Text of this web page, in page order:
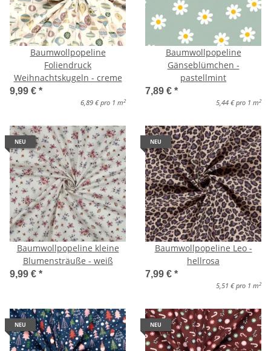
Baumwollpopeline
Foliendruck
Weihnachtskugeln - creme
9,99 € *
6,89 € pro 1 m 2
Baumwollpopeline
Gänseblümchen -
pastellmint
7,89 € *
5,44 € pro 1 m 2
NEU
Baumwollpopeline kleine
Blumensträuße - weiß
9,99 € *
NEU
Baumwollpopeline Leo -
hellrosa
7,99 € *
5,51 € pro 1 m 2
NEU NEU